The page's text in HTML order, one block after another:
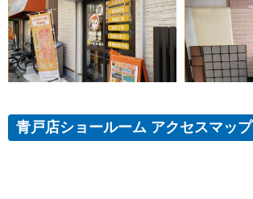
青戸店ショールーム アクセスマップ